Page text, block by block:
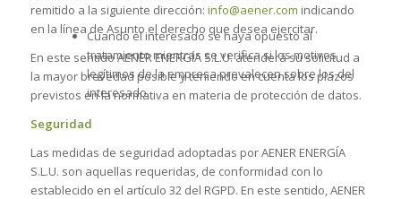
Cuando el interesado se haya opuesto al
tratamiento mientras se verifica si los motivos
legítimos de la empresa prevalecen sobre los del
interesado.
remitido a la siguiente dirección: info@aener.com indicando
en la línea de Asunto el derecho que desea ejercitar.
En este sentido AENER ENERGÍA S.L.U. atenderá su solicitud a
la mayor brevedad posible y teniendo en cuenta los plazos
previstos en la normativa en materia de protección de datos.
Seguridad
Las medidas de seguridad adoptadas por AENER ENERGÍA
S.L.U. son aquellas requeridas, de conformidad con lo
establecido en el artículo 32 del RGPD. En este sentido, AENER